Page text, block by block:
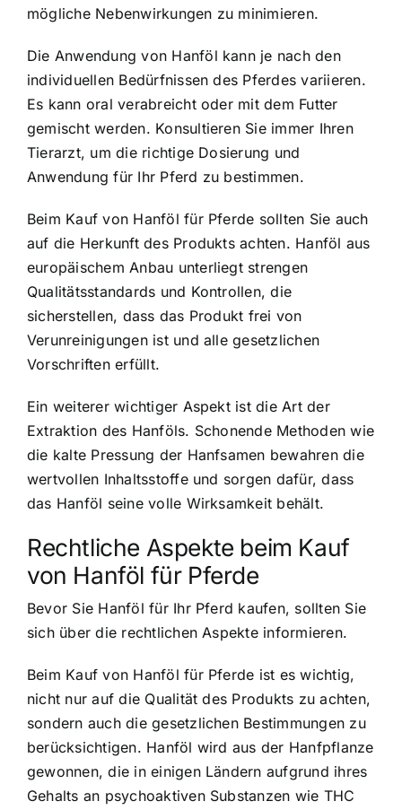
mögliche Nebenwirkungen zu minimieren.
Die Anwendung von Hanföl kann je nach den
individuellen Bedürfnissen des Pferdes variieren.
Es kann oral verabreicht oder mit dem Futter
gemischt werden. Konsultieren Sie immer Ihren
Tierarzt, um die richtige Dosierung und
Anwendung für Ihr Pferd zu bestimmen.
Beim Kauf von Hanföl für Pferde sollten Sie auch
auf die Herkunft des Produkts achten. Hanföl aus
europäischem Anbau unterliegt strengen
Qualitätsstandards und Kontrollen, die
sicherstellen, dass das Produkt frei von
Verunreinigungen ist und alle gesetzlichen
Vorschriften erfüllt.
Ein weiterer wichtiger Aspekt ist die Art der
Extraktion des Hanföls. Schonende Methoden wie
die kalte Pressung der Hanfsamen bewahren die
wertvollen Inhaltsstoffe und sorgen dafür, dass
das Hanföl seine volle Wirksamkeit behält.
Rechtliche Aspekte beim Kauf
von Hanföl für Pferde
Bevor Sie Hanföl für Ihr Pferd kaufen, sollten Sie
sich über die rechtlichen Aspekte informieren.
Beim Kauf von Hanföl für Pferde ist es wichtig,
nicht nur auf die Qualität des Produkts zu achten,
sondern auch die gesetzlichen Bestimmungen zu
berücksichtigen. Hanföl wird aus der Hanfpflanze
gewonnen, die in einigen Ländern aufgrund ihres
Gehalts an psychoaktiven Substanzen wie THC